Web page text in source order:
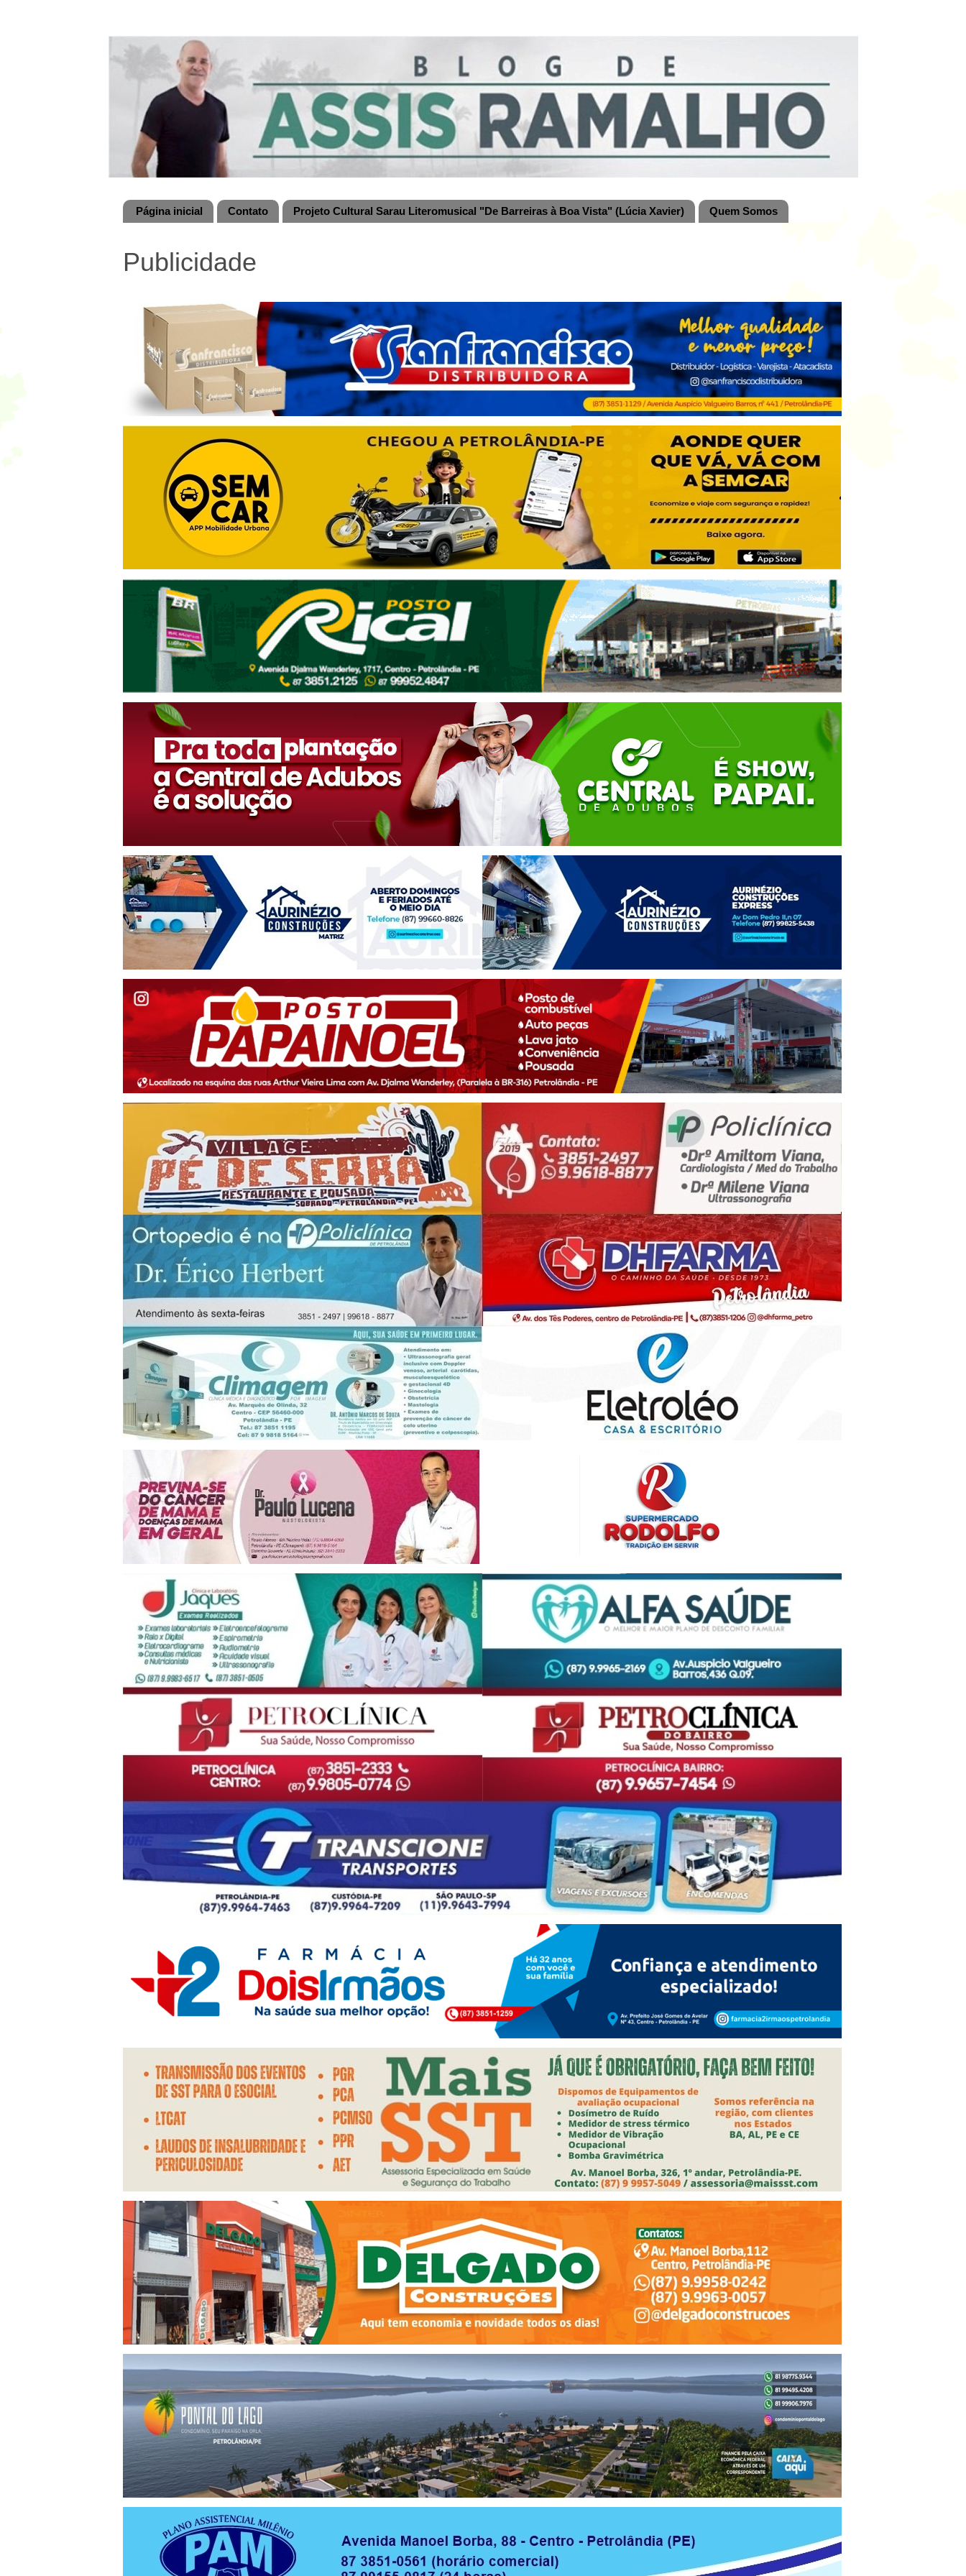
Página inicial Contato Projeto Cultural Sarau Literomusical "De Barreiras à Boa Vista" (Lúcia Xavier) Quem Somos
Publicidade